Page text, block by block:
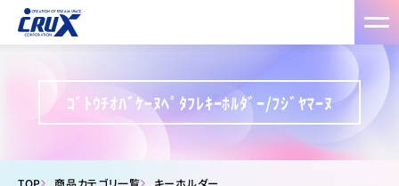
ｺﾞﾄｳﾁｵﾊﾞｹｰﾇﾍﾟﾀﾌﾚｷｰﾎﾙﾀﾞｰ/ﾌｼﾞﾔﾏｰﾇ
TOP 商品カテゴリ一覧 キーホルダー